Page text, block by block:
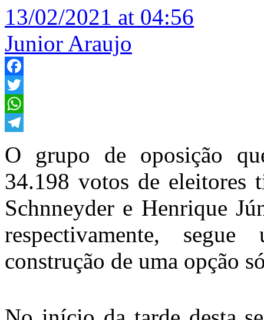
13/02/2021 at 04:56
Junior Araujo
Facebook
Twitter
WhatsApp
O grupo de oposição
34.198 votos de eleitores
Schnneyder e Henrique
respectivamente,
construção de uma opção